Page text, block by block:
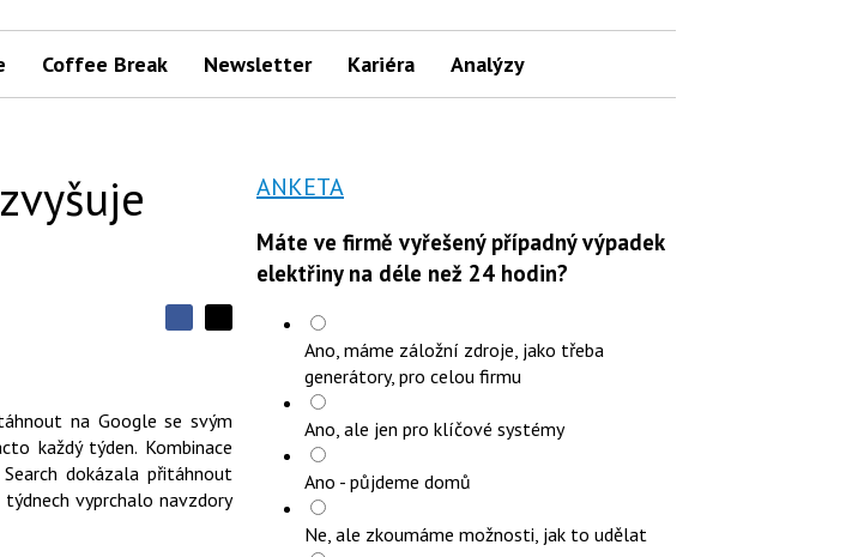
Coffee Break Newsletter Kariéra Analýzy
S
l
e
t
S
j
t
e
n
a
j
t
n
a
na Google se svým
každý týden. Kombinace
dokázala přitáhnout
vyprchalo navzdory
ANKETA
Máte ve firmě vyřešený případný výpadek
elektřiny na déle než 24 hodin?
Ano, máme záložní zdroje, jako třeba
generátory, pro celou firmu
Ano, ale jen pro klíčové systémy
Ano - půjdeme domů
Ne, ale zkoumáme možnosti, jak to udělat